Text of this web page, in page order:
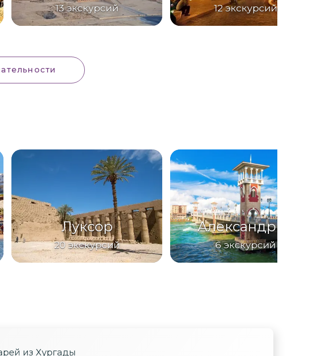
13 экскурсий 12 экскурсий
Луксор
20 экскурсий
Александрия
6 экскурсий
из Хургады